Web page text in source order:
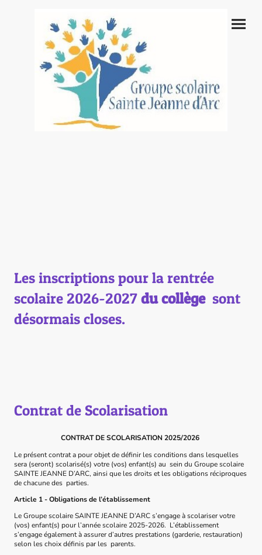
Les inscriptions pour la rentrée
scolaire 2026-2027du collègesont
désormais closes.
Contrat de Scolarisation
CONTRAT DE SCOLARISATION 2025/2026
Le présent contrat a pour objet de définir les conditions dans lesquelles
sera (seront) scolarisé(s) votre (vos) enfant(s) au sein du Groupe scolaire
SAINTE JEANNE D’ARC, ainsi que les droits et les obligations réciproques
de chacune des parties.
Article 1 - Obligations de l’établissement
Le Groupe scolaire SAINTE JEANNE D’ARC s’engage à scolariser votre
(vos) enfant(s) pour l’année scolaire 2025-2026. L’établissement
s’engage également à assurer d’autres prestations (garderie, restauration)
selon les choix définis par les parents.